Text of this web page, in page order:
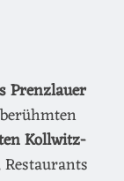
Prenzlauer
Kollwitz-